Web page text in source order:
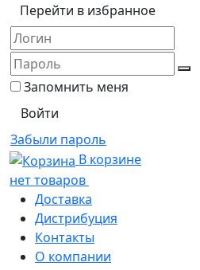
Перейти в избранное
Запомнить меня
Забыли пароль
В корзине
нет товаров
Доставка
Дистрибуция
Контакты
О компании